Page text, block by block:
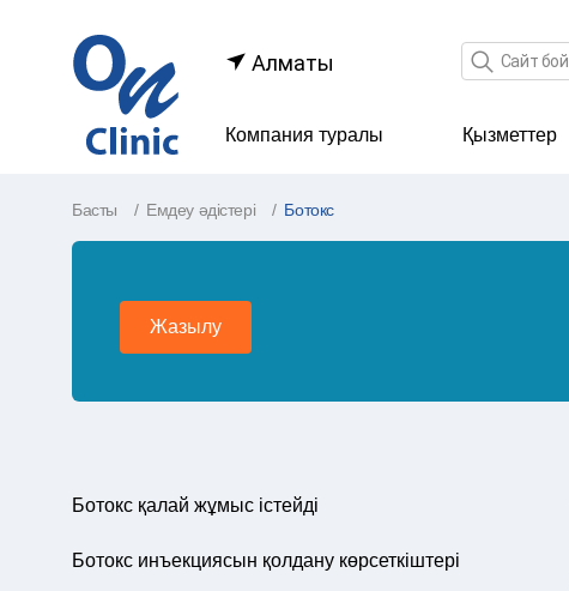
Алматы Іздеу өрісі
Компания туралы Қызметтер
Басты Емдеу әдістері Ботокс
Жазылу
Ботокс қалай жұмыс істейді
Ботокс инъекциясын қолдану көрсеткіштері